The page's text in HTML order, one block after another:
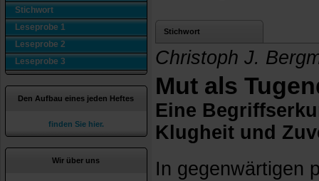
Stichwort
Leseprobe 1
Leseprobe 2
Leseprobe 3
Den Aufbau eines jeden Heftes
finden Sie hier.
Wir über uns
Stichwort
Christoph J.
Mut als
Eine
Klugheit und
In gegenwärtigen